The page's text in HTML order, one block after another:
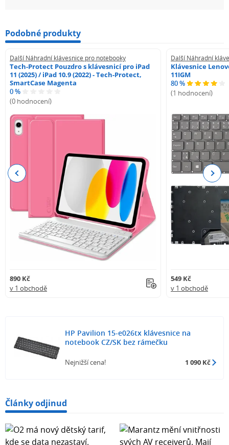
Podobné produkty
Další Náhradní klávesnice pro notebooky
Tech-Protect Pouzdro s klávesnicí pro iPad
11 (2025) / iPad 10.9 (2022) - Tech-Protect,
SmartCase Magenta
0 %
(0 hodnocení)
890 Kč
v 1 obchodě
Další Náhradní
Klávesnice
11IGM
80 %
(1 hodnocení)
549 Kč
v 1 obchodě
Previous Next
HP Pavilion 15-e026tx klávesnice na
notebook CZ/SK bez rámečku
Nejnižší cena! 1 090 Kč
Články odjinud